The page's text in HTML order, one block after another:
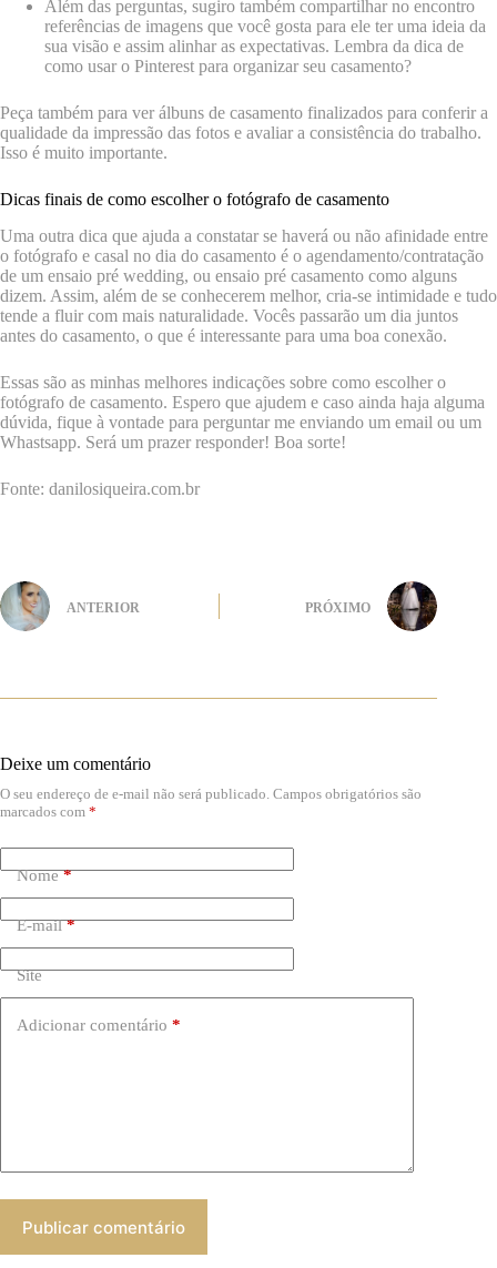
Além das perguntas, sugiro também compartilhar no encontro
referências de imagens que você gosta para ele ter uma ideia da
sua visão e assim alinhar as expectativas. Lembra da dica de
como usar o Pinterest para organizar seu casamento?
Peça também para ver álbuns de casamento finalizados para conferir a
qualidade da impressão das fotos e avaliar a consistência do trabalho.
Isso é muito importante.
Dicas finais de como escolher o fotógrafo de casamento
Uma outra dica que ajuda a constatar se haverá ou não afinidade entre
o fotógrafo e casal no dia do casamento é o agendamento/contratação
de um ensaio pré wedding, ou ensaio pré casamento como alguns
dizem. Assim, além de se conhecerem melhor, cria-se intimidade e tudo
tende a fluir com mais naturalidade. Vocês passarão um dia juntos
antes do casamento, o que é interessante para uma boa conexão.
Essas são as minhas melhores indicações sobre como escolher o
fotógrafo de casamento. Espero que ajudem e caso ainda haja alguma
dúvida, fique à vontade para perguntar me enviando um email ou um
Whastsapp. Será um prazer responder! Boa sorte!
Fonte: danilosiqueira.com.br
ANTERIOR PRÓXIMO
Deixe um comentário
O seu endereço de e-mail não será publicado. Campos obrigatórios são
marcados com *
Nome*
E-mail*
Site
Adicionar comentário *
Publicar comentário